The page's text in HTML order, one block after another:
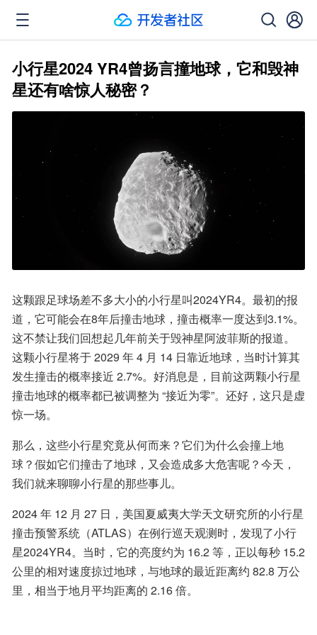
小行星2024 YR4曾扬言撞地球，它和毁神
星还有啥惊人秘密？
这颗跟足球场差不多大小的小行星叫2024YR4。最初的报
道，它可能会在8年后撞击地球，撞击概率一度达到3.1%。
这不禁让我们回想起几年前关于毁神星阿波菲斯的报道。
这颗小行星将于 2029 年 4 月 14 日靠近地球，当时计算其
发生撞击的概率接近 2.7%。好消息是，目前这两颗小行星
撞击地球的概率都已被调整为 “接近为零”。还好，这只是虚
惊一场。
那么，这些小行星究竟从何而来？它们为什么会撞上地
球？假如它们撞击了地球，又会造成多大危害呢？今天，
我们就来聊聊小行星的那些事儿。
2024 年 12 月 27 日，美国夏威夷大学天文研究所的小行星
撞击预警系统（ATLAS）在例行巡天观测时，发现了小行
星2024YR4。当时，它的亮度约为 16.2 等，正以每秒 15.2
公里的相对速度掠过地球，与地球的最近距离约 82.8 万公
里，相当于地月平均距离的 2.16 倍。